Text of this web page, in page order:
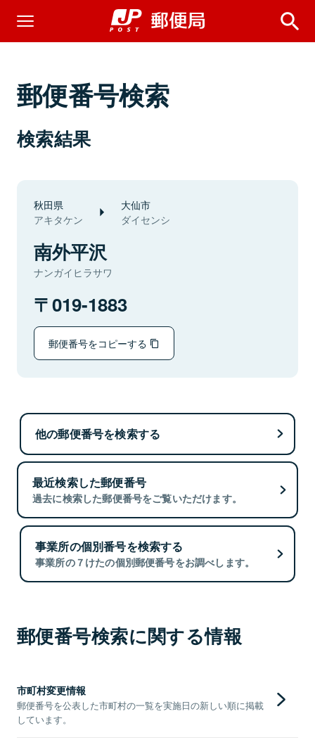
郵便番号検索
検索結果
秋田県
アキタケン
大仙市
ダイセンシ
南外平沢
ナンガイヒラサワ
019-1883
郵便番号をコピーする
他の郵便番号を検索する
最近検索した郵便番号
過去に検索した郵便番号をご覧いただけます。
事業所の個別番号を検索する
事業所の７けたの個別郵便番号をお調べします。
郵便番号検索に関する情報
市町村変更情報
郵便番号を公表した市町村の一覧を実施日の新しい順に掲載
しています。